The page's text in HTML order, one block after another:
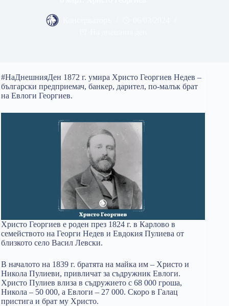
#НаДнешнияДен 1872 г. умира Христо Георгиев Недев –
български предприемач, банкер, дарител, по-малък брат
на Евлоги Георгиев.
Христо Георгиев е роден през 1824 г. в Карлово в
семейството на Георги Недев и Евдокия Пулиева от
близкото село Васил Левски.
В началото на 1839 г. братята на майка им – Христо и
Никола Пулиеви, привличат за съдружник Евлоги.
Христо Пулиев влиза в съдружието с 68 000 гроша,
Никола – 50 000, а Евлоги – 27 000. Скоро в Галац
пристига и брат му Христо.